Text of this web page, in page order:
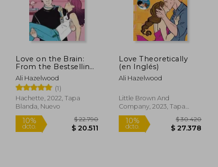
21%
dcto.
$ 54.500 10%
dcto.
Love on the Brain:
From the Bestselling
Author of the Love
Hypothesis (en
Inglés)
Ali Hazelwood
(1)
Hachette, 2022, Tapa
Blanda, Nuevo
Love Theoretically
(en Inglés)
Ali Hazelwood
Little Brown And
Company, 2023, Tapa
Blanda, Nuevo